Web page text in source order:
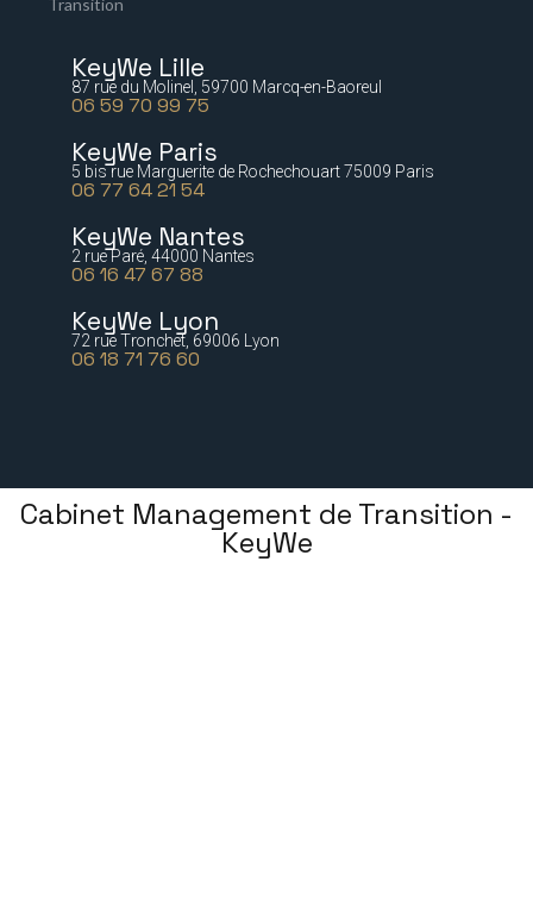
KeyWe Lille
87 rue du Molinel, 59700 Marcq-en-Baoreul
06 59 70 99 75
KeyWe Paris
5 bis rue Marguerite de Rochechouart 75009 Paris
06 77 64 21 54
KeyWe Nantes
2 rue Paré, 44000 Nantes
06 16 47 67 88
KeyWe Lyon
72 rue Tronchet, 69006 Lyon
06 18 71 76 60
Cabinet Management de Transition -
KeyWe